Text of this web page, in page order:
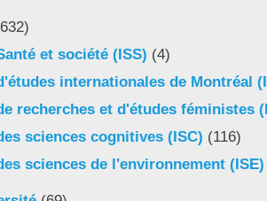
et société (ISS) (4)
internationales de Montréal
recherches et d'études féministes
sciences cognitives (ISC) (116)
sciences de l'environnement (ISE)